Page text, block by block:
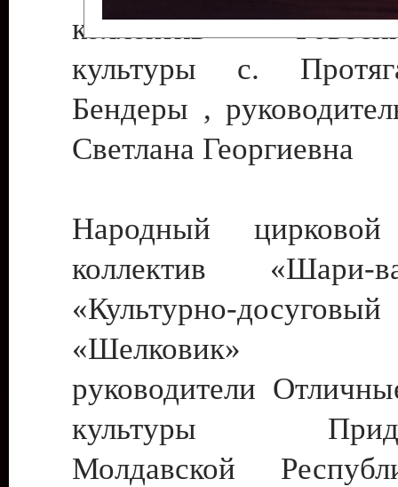
коллектив
культуры с.
Бендеры ,
Светлана Георгиевна
Народный цирковой
коллектив
«Культурно-
«Шелковик»
руководители
культуры
Молдавской